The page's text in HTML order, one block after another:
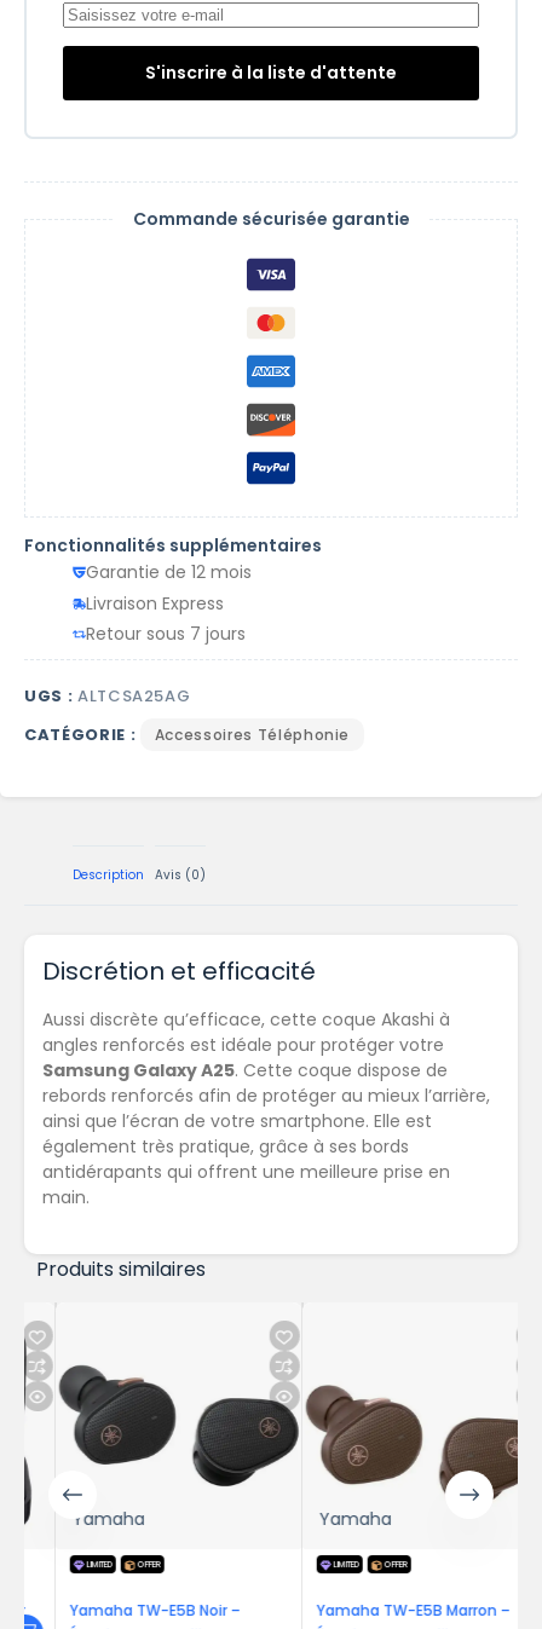
S'inscrire à la liste d'attente
Commande sécurisée garantie
Fonctionnalités supplémentaires
Garantie de 12 mois
Livraison Express
Retour sous 7 jours
UGS : ALTCSA25AG
CATÉGORIE :
Accessoires Téléphonie
Description Avis (0)
Discrétion et efficacité
Aussi discrète qu’efficace, cette coque Akashi à
angles renforcés est idéale pour protéger votre
Samsung Galaxy A25. Cette coque dispose de
rebords renforcés afin de protéger au mieux l’arrière,
ainsi que l’écran de votre smartphone. Elle est
également très pratique, grâce à ses bords
antidérapants qui offrent une meilleure prise en
main.
Produits similaires
Yamaha
LIMITED OFFER
Yamaha TW-E5B Noir –
Yamaha
LIMITED OFFER
Yamaha TW-E5B Marron –